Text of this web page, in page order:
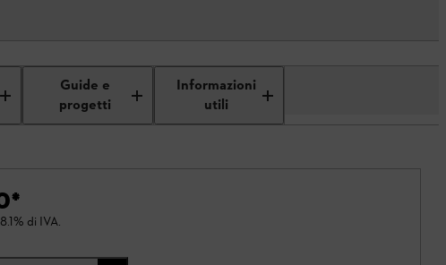
Guide e
progetti
Informazioni
utili
*
di IVA.